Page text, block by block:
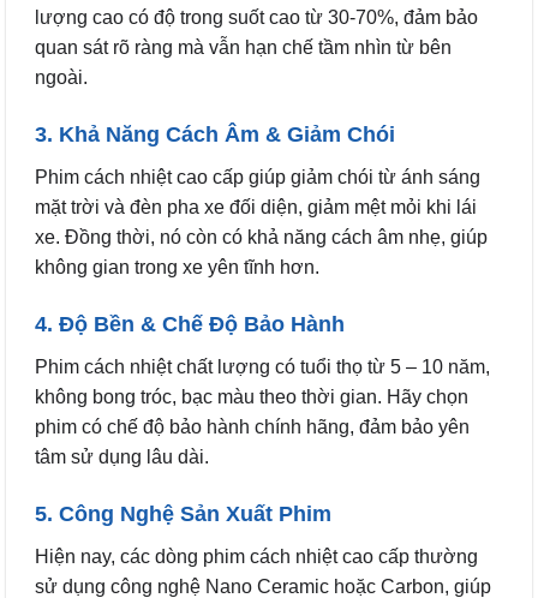
lượng cao có độ trong suốt cao từ 30-70%, đảm bảo
quan sát rõ ràng mà vẫn hạn chế tầm nhìn từ bên
ngoài.
3. Khả Năng Cách Âm & Giảm Chói
Phim cách nhiệt cao cấp giúp giảm chói từ ánh sáng
mặt trời và đèn pha xe đối diện, giảm mệt mỏi khi lái
xe. Đồng thời, nó còn có khả năng cách âm nhẹ, giúp
không gian trong xe yên tĩnh hơn.
4. Độ Bền & Chế Độ Bảo Hành
Phim cách nhiệt chất lượng có tuổi thọ từ 5 – 10 năm,
không bong tróc, bạc màu theo thời gian. Hãy chọn
phim có chế độ bảo hành chính hãng, đảm bảo yên
tâm sử dụng lâu dài.
5. Công Nghệ Sản Xuất Phim
Hiện nay, các dòng phim cách nhiệt cao cấp thường
sử dụng công nghệ Nano Ceramic hoặc Carbon, giúp